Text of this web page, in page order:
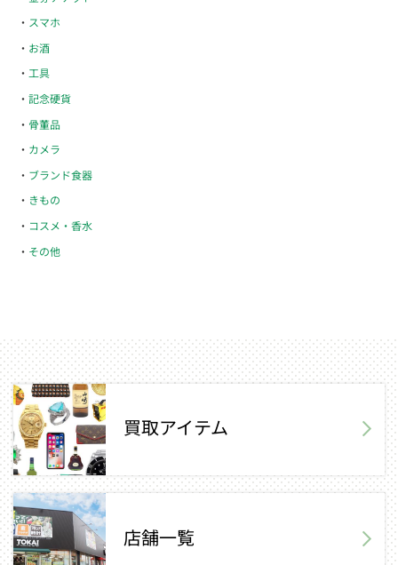
スマホ
お酒
工具
記念硬貨
骨董品
カメラ
ブランド食器
きもの
コスメ・香水
その他
買取アイテム
店舗一覧